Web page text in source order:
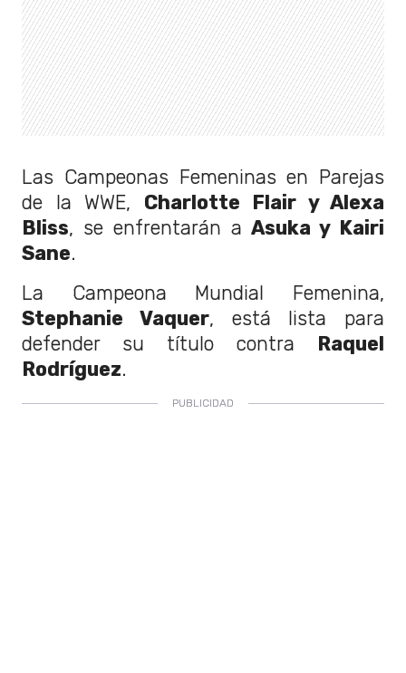
Las Campeonas Femeninas en Parejas
de la WWE, Charlotte Flair y Alexa
Bliss, se enfrentarán aAsuka y Kairi
Sane.
La Campeona Mundial Femenina,
Stephanie Vaquer, está lista para
defender su título contra Raquel
Rodríguez.